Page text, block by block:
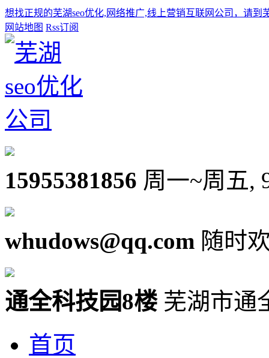
想找正规的芜湖seo优化,网络推广,线上营销互联网公司，请到
网站地图 Rss订阅
15955381856 周一~周五,
whudows@qq.com 随时
通全科技园8楼 芜湖市通
首页